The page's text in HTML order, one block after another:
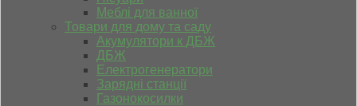
Меблі для ванної
Товари для дому та саду
Акумулятори к ДБЖ
ДБЖ
Електрогенератори
Зарядні станції
Газонокосилки